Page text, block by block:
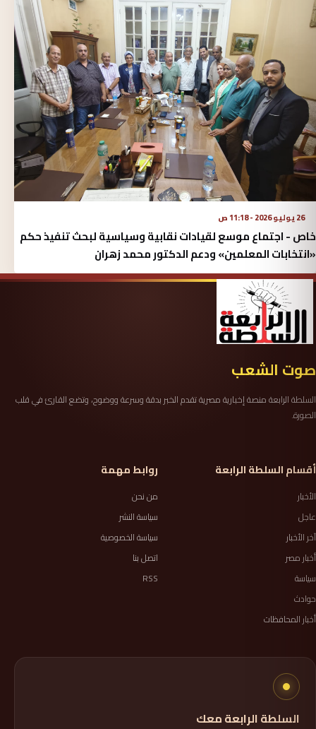
26 يوليو 2026 - 11:18 ص
خاص - اجتماع موسع لقيادات نقابية وسياسية لبحث تنفيذ حكم
«انتخابات المعلمين» ودعم الدكتور محمد زهران
صوت الشعب
السلطة الرابعة منصة إخبارية مصرية تقدم الخبر بدقة وسرعة ووضوح، وتضع القارئ في قلب
الصورة.
أقسام السلطة الرابعة
الأخبار
عاجل
آخر الأخبار
أخبار مصر
سياسة
حوادث
أخبار المحافظات
روابط مهمة
من نحن
سياسة النشر
سياسة الخصوصية
اتصل بنا
RSS
السلطة الرابعة معك